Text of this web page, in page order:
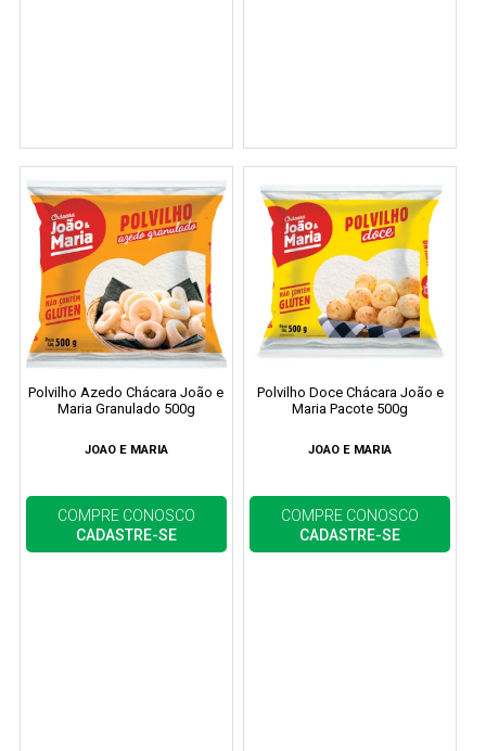
Polvilho Azedo Chácara João e
Maria Granulado 500g
JOAO E MARIA
COMPRE CONOSCO
CADASTRE-SE
Polvilho Doce Chácara João e
Maria Pacote 500g
JOAO E MARIA
COMPRE CONOSCO
CADASTRE-SE